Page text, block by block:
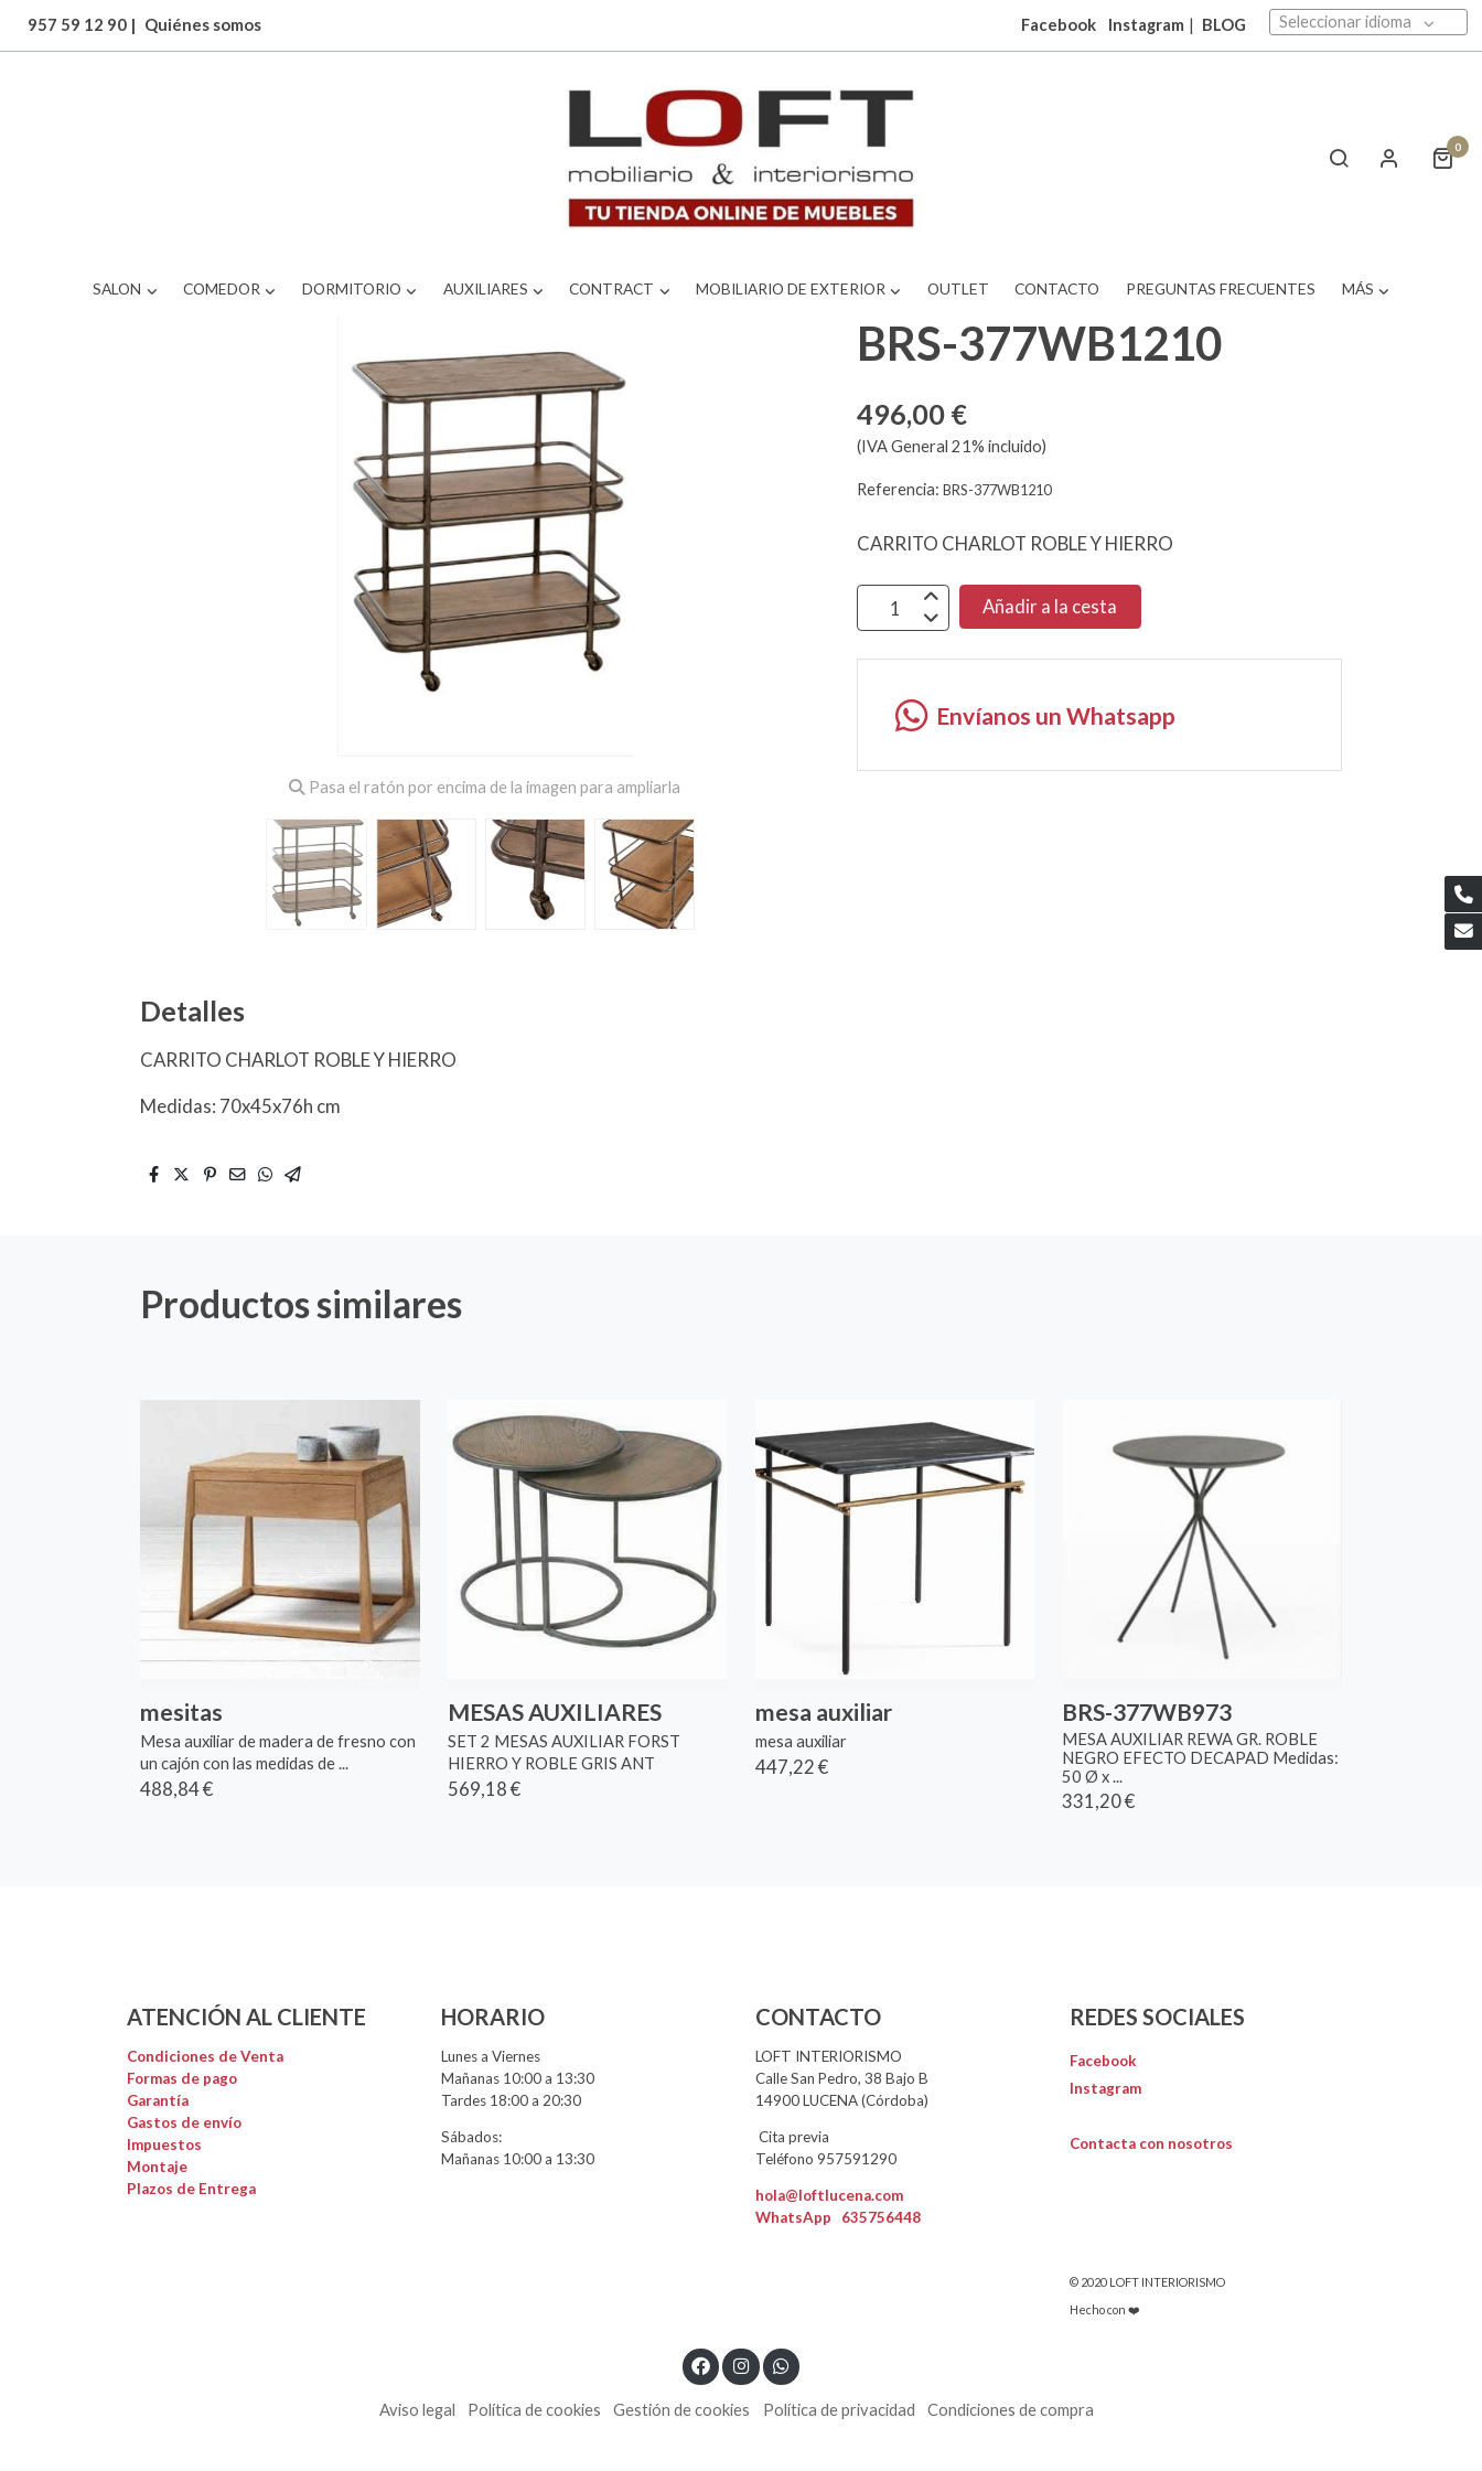
957 59 12 90 | Quiénes somos Facebook Instagram | BLOG Seleccionar idioma
0
SALON COMEDOR DORMITORIO AUXILIARES CONTRACT MOBILIARIO DE EXTERIOR OUTLET CONTACTO PREGUNTAS FRECUENTES MÁS
Pasa el ratón por encima de la imagen para ampliarla
Detalles
CARRITO CHARLOT ROBLE Y HIERRO
Medidas: 70x45x76h cm
BRS-377WB1210
496,00 €
(IVA General 21% incluido)
Referencia:BRS-377WB1210
CARRITO CHARLOT ROBLE Y HIERRO
Añadir a la cesta
Envíanos un Whatsapp
Productos similares
mesitas
Mesa auxiliar de madera de fresno con
un cajón con las medidas de ...
488,84 €
MESAS AUXILIARES
SET 2 MESAS AUXILIAR FORST
HIERRO Y ROBLE GRIS ANT
569,18 €
mesa auxiliar
mesa auxiliar
447,22 €
BRS-377WB973
MESA AUXILIAR REWA GR. ROBLE
NEGRO EFECTO DECAPAD Medidas:
50 Ø x ...
331,20 €
ATENCIÓN AL CLIENTE
Condiciones de Venta
Formas de pago
Garantía
Gastos de envío
Impuestos
Montaje
Plazos de Entrega
HORARIO
Lunes a Viernes
Mañanas 10:00 a 13:30
Tardes 18:00 a 20:30
Sábados:
Mañanas 10:00 a 13:30
CONTACTO
LOFT INTERIORISMO
Calle San Pedro, 38 Bajo B
14900 LUCENA (Córdoba)
Cita previa
Teléfono 957591290
hola@loftlucena.com
WhatsApp 635756448
REDES SOCIALES
Facebook
Instagram
Contacta con nosotros
© 2020 LOFT INTERIORISMO
Hecho con ❤️
Aviso legal Política de cookies Gestión de cookies Política de privacidad Condiciones de compra